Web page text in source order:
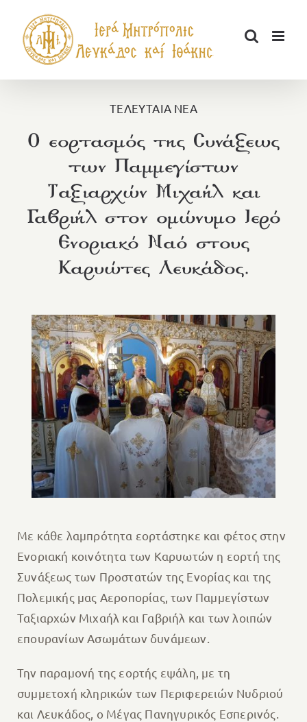
περιεχόμενο
ΤΕΛΕΥΤΑΙΑ ΝΕΑ
Ο εορτασμός της Συνάξεως
των Παμμεγίστων
Ταξιαρχών Μιχαήλ και
Γαβριήλ στον ομώνυμο Ιερό
Ενοριακό Ναό στους
Καρυώτες Λευκάδος.
Με κάθε λαμπρότητα εορτάστηκε και φέτος στην
Ενοριακή κοινότητα των Καρυωτών η εορτή της
Συνάξεως των Προστατών της Ενορίας και της
Πολεμικής μας Αεροπορίας, των Παμμεγίστων
Ταξιαρχών Μιχαήλ και Γαβριήλ και των λοιπών
επουρανίων Ασωμάτων δυνάμεων.
Την παραμονή της εορτής εψάλη, με τη
συμμετοχή κληρικών των Περιφερειών Νυδριού
και Λευκάδος, ο Μέγας Πανηγυρικός Εσπερινός.